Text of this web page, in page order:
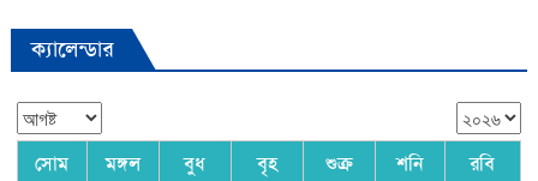
ক্যালেন্ডার
সোম মঙ্গল বুধ বৃহ শুক্র শনি রবি